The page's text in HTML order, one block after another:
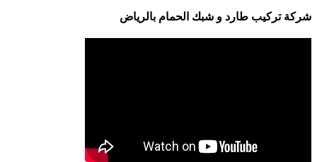
شركة تركيب طارد و شبك الحمام بالرياض